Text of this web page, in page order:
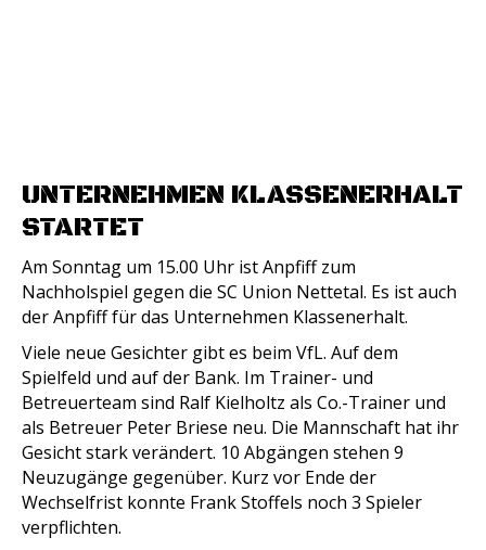
UNTERNEHMEN KLASSENERHALT
STARTET
Am Sonntag um 15.00 Uhr ist Anpfiff zum
Nachholspiel gegen die SC Union Nettetal. Es ist auch
der Anpfiff für das Unternehmen Klassenerhalt.
Viele neue Gesichter gibt es beim VfL. Auf dem
Spielfeld und auf der Bank. Im Trainer- und
Betreuerteam sind Ralf Kielholtz als Co.-Trainer und
als Betreuer Peter Briese neu. Die Mannschaft hat ihr
Gesicht stark verändert. 10 Abgängen stehen 9
Neuzugänge gegenüber. Kurz vor Ende der
Wechselfrist konnte Frank Stoffels noch 3 Spieler
verpflichten.